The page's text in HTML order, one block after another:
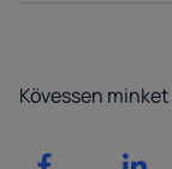
árajánlatot
Kövessen minket